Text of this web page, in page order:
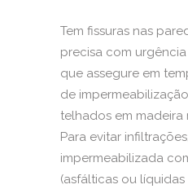
Tem fissuras nas
precisa com
que assegure em
de impermeabilização
telhados em madeira
Para evitar
impermeabilizada
(asfálticas ou